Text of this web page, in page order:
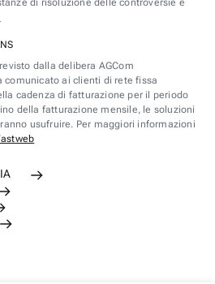
di risoluzione delle controversie è
dalla delibera AGCom
comunicato ai clienti di rete fissa
cadenza di fatturazione per il periodo
della fatturazione mensile, le soluzioni
usufruire. Per maggiori informazioni